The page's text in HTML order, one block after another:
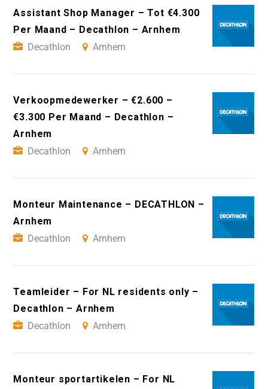
Assistant Shop Manager – Tot €4.300
Per Maand – Decathlon – Arnhem
Decathlon
Arnhem
Verkoopmedewerker – €2.600 –
€3.300 Per Maand – Decathlon –
Arnhem
Decathlon
Arnhem
Monteur Maintenance – DECATHLON –
Arnhem
Decathlon
Arnhem
Teamleider – For NL residents only –
Decathlon – Arnhem
Decathlon
Arnhem
Monteur sportartikelen – For NL